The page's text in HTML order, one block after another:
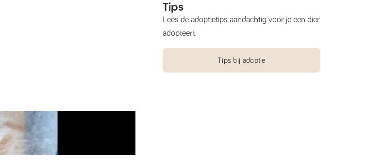
Tips
Lees de adoptietips aandachtig voor je een dier
adopteert.
Tips bij adoptie